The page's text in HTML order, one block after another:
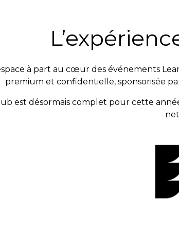
à part au cœur des événements
premium et confidentielle, sponsorisée
est désormais complet pour cette